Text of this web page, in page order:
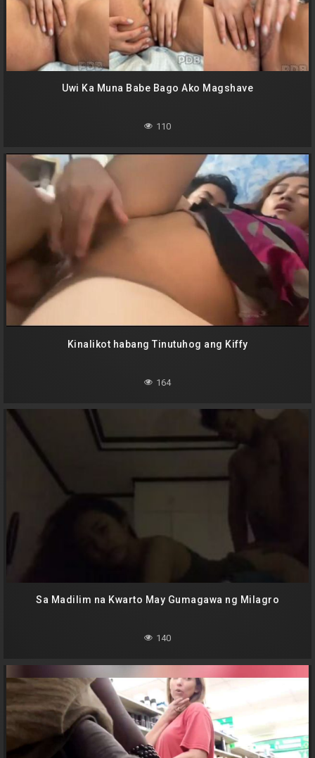
Uwi Ka Muna Babe Bago Ako Magshave
110
Kinalikot habang Tinutuhog ang Kiffy
164
Sa Madilim na Kwarto May Gumagawa ng Milagro
140